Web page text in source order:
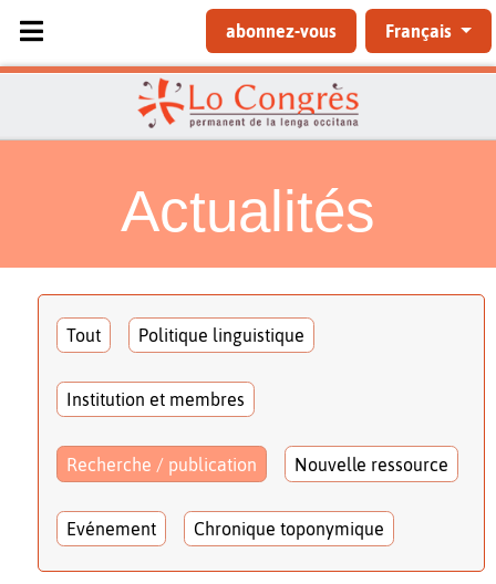
Sélectionnez votre langue
abonnez-vous Français
Actualités
Tout Politique linguistique
Institution et membres
Recherche / publication Nouvelle ressource
Evénement Chronique toponymique